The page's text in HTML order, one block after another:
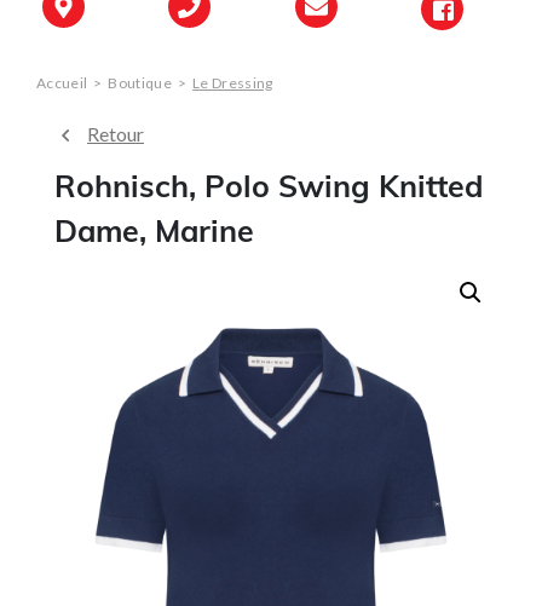
Accueil > Boutique > Le Dressing
Retour
Rohnisch, Polo Swing Knitted
Dame, Marine